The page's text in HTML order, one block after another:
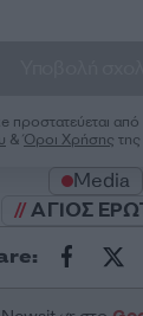
προστατεύεται
&Όροι Χρήσης
Media
ΑΓΙΟΣ